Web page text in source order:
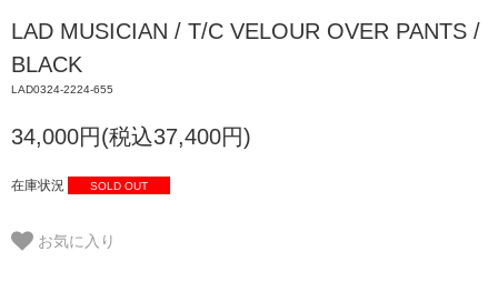
LAD MUSICIAN / T/C VELOUR OVER PANTS /
BLACK
LAD0324-2224-655
34,000円(税込37,400円)
在庫状況 SOLD OUT
お気に入り